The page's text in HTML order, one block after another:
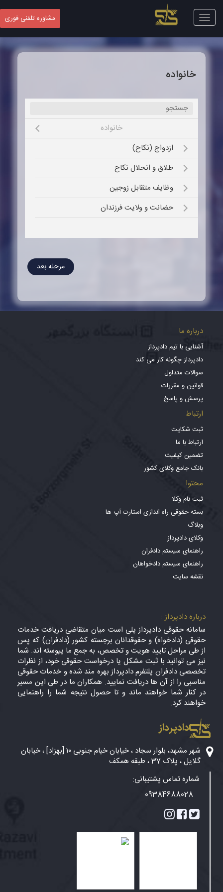
Toggle
navigation
مشاوره تلفنی فوری
خانواده
خانواده
Open submenu (ازدواج (نکاح))
ازدواج (نکاح)
Open submenu (طلاق و انحلال نکاح)
طلاق و انحلال نکاح
Open submenu (وظایف متقابل زوجین)
وظایف متقابل زوجین
Open submenu (حضانت و ولایت فرزندان)
حضانت و ولایت فرزندان
مرحله بعد
درباره ما
آشنایی با تیم دادپرداز
دادپرداز چگونه کار می کند
سوالات متداول
قوانین و مقررات
پرسش و پاسخ
ارتباط
ثبت شکایت
ارتباط با ما
تضمین کیفیت
بانک جامع وکلای کشور
محتوا
ثبت نام وکلا
بسته حقوقی راه اندازی استارت آپ ها
وبلاگ
وکلای دادپرداز
راهنمای سیستم دادفران
راهنمای سیستم دادخواهان
نقشه سایت
درباره دادپرداز :
سامانه حقوقی دادپرداز پلی است میان متقاضی دریافت خدمات
حقوقی (دادخواه) و حقوقدانان برجسته کشور (دادفران) که پس
از طی مراحل تایید هویت و تخصص، به جمع ما پیوسته اند. شما
نیز می توانید با ثبت مشکل یا درخواست حقوقی خود، از نظرات
تخصصی دادفران پلتفرم دادپرداز بهره مند شده و خدمات حقوقی
مناسبی را از آن ها دریافت نمایید. همکاران ما در طی این مسیر
در کنار شما خواهند ماند و تا حصول نتیجه شما را راهنمایی
خواهند کرد.
دادپرداز
شهر مشهد، بلوار سجاد ، خیابان خیام جنوبی ۱۰ [بهزاد] ، خیابان
گلایل ، پلاک 37 ، طبقه همکف
شماره تماس پشتیبانی:
09384688028